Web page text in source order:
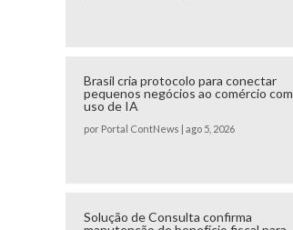
Brasil cria protocolo para conectar
pequenos negócios ao comércio com
uso de IA
por Portal ContNews ago 5, 2026
Solução de Consulta confirma